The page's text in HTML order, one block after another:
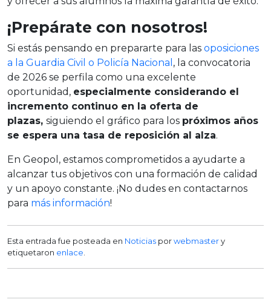
¡Prepárate con nosotros!
Si estás pensando en prepararte para las oposiciones
a la Guardia Civil o Policía Nacional , la convocatoria
de 2026 se perfila como una excelente
oportunidad, especialmente considerando el
incremento continuo en la oferta de
plazas, siguiendo el gráfico para los próximos años
se espera una tasa de reposición al alza.
En Geopol, estamos comprometidos a ayudarte a
alcanzar tus objetivos con una formación de calidad
y un apoyo constante. ¡No dudes en contactarnos
para más información!
Esta entrada fue posteada en Noticias porwebmastery
etiquetaron enlace.